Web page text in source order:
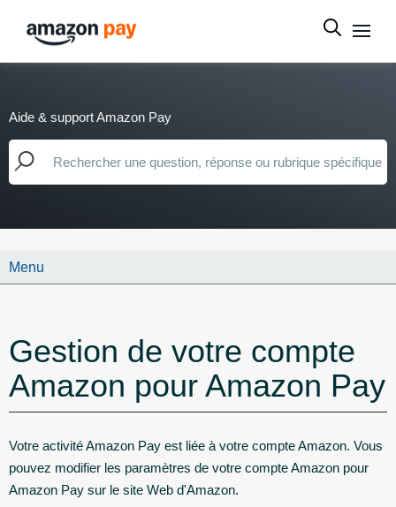
Aide & support Amazon Pay
Menu
Gestion de votre compte
Amazon pour Amazon Pay
Votre activité Amazon Pay est liée à votre compte Amazon. Vous
pouvez modifier les paramètres de votre compte Amazon pour
Amazon Pay sur le site Web d'Amazon.